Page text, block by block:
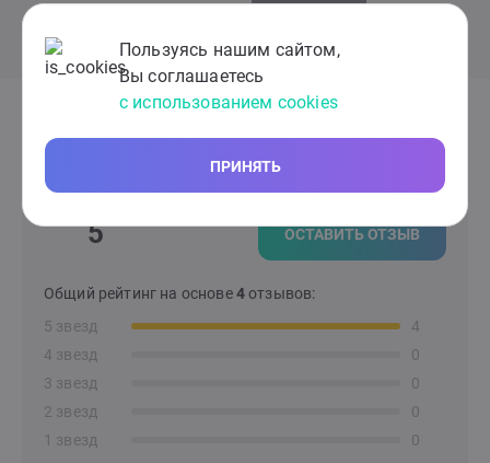
Пользуясь нашим сайтом,
Вы соглашаетесь
с использованием cookies
ПРИНЯТЬ
Отзывы клиентов сервиса
5 ОСТАВИТЬ ОТЗЫВ
Общий рейтинг на основе4отзывов:
5 звезд
4
4 звезд
0
3 звезд
0
2 звезд
0
1 звезд
0